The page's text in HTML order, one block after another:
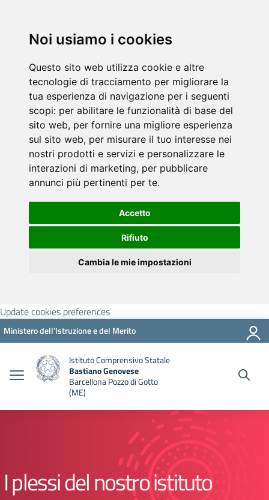
Noi usiamo i cookies
Questo sito web utilizza cookie e altre
tecnologie di tracciamento per migliorare la
tua esperienza di navigazione per i seguenti
scopi: per abilitare le funzionalità di base del
sito web, per fornire una migliore esperienza
sul sito web, per misurare il tuo interesse nei
nostri prodotti e servizi e personalizzare le
interazioni di marketing, per pubblicare
annunci più pertinenti per te.
Accetto
Rifiuto
Cambia le mie impostazioni
Update cookies preferences
Ministero dell'Istruzione e del Merito
Istituto Comprensivo Statale
Bastiano Genovese
Barcellona Pozzo di Gotto
(ME)
I plessi del nostro istituto